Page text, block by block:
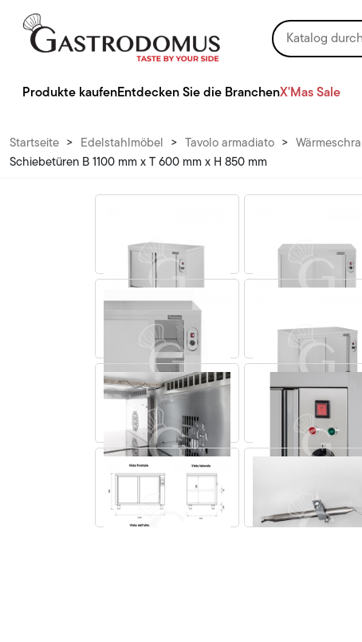
Produkte kaufenEntdecken Sie die BranchenX'Mas Sale
Startseite > Edelstahlmöbel > Tavolo armadiato >
Schiebetüren B 1100 mm x T 600 mm x H 850 mm